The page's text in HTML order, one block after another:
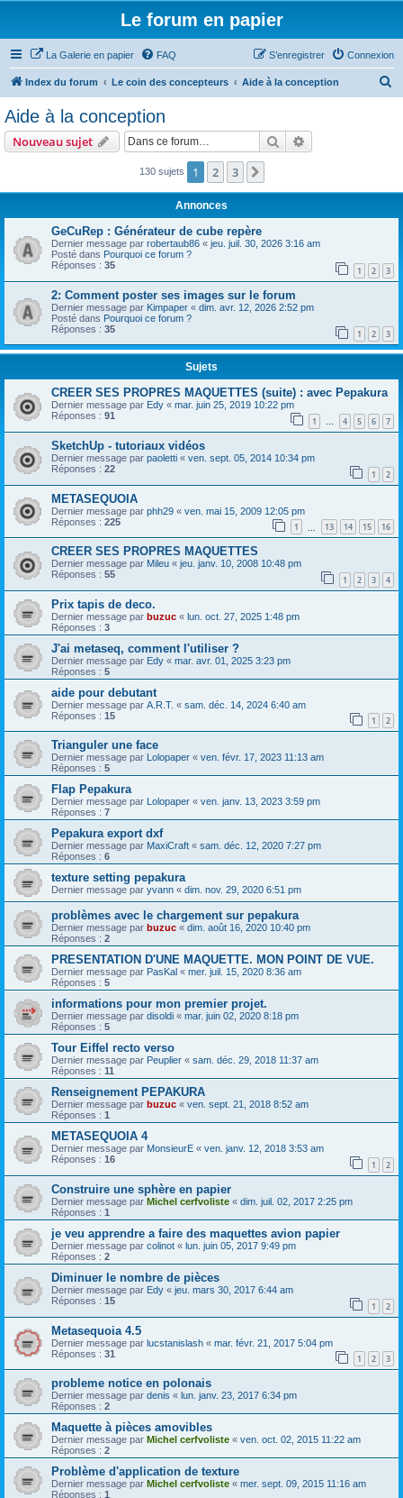
Le forum en papier
La Galerie en papier FAQ Connexion
S’enregistrer
Index du forum Le coin des concepteurs Aide à la conception
r
Aide à la conception
Nouveau sujet Rechercher
130 sujets 1 2 3
Annonces
GeCuRep : Générateur de cube repère
Dernier message par robertaub86 « jeu. juil. 30, 2026 3:16 am
Posté dans Pourquoi ce forum ?
Réponses : 35 1 2 3
2: Comment poster ses images sur le forum
Dernier message par Kimpaper « dim. avr. 12, 2026 2:52 pm
Posté dans Pourquoi ce forum ?
Réponses : 35 1 2 3
Sujets
CREER SES PROPRES MAQUETTES (suite) : avec Pepakura
Dernier message par Edy « mar. juin 25, 2019 10:22 pm
Réponses : 91 1 … 4 5 6 7
SketchUp - tutoriaux vidéos
Dernier message par paoletti « ven. sept. 05, 2014 10:34 pm
Réponses : 22 1 2
METASEQUOIA
Dernier message par phh29 « ven. mai 15, 2009 12:05 pm
Réponses : 225 1 13 14 15 16
CREER SES PROPRES MAQUETTES
Dernier message par Mileu « jeu. janv. 10, 2008 10:48 pm
Réponses : 55 1 2 3 4
Prix tapis de deco.
Dernier message par buzuc « lun. oct. 27, 2025 1:48 pm
Réponses : 3
J'ai metaseq, comment l'utiliser ?
Dernier message par Edy « mar. avr. 01, 2025 3:23 pm
Réponses : 5
aide pour debutant
Dernier message par A.R.T. « sam. déc. 14, 2024 6:40 am
Réponses : 15 1 2
Trianguler une face
Dernier message par Lolopaper « ven. févr. 17, 2023 11:13 am
Réponses : 5
Flap Pepakura
Dernier message par Lolopaper « ven. janv. 13, 2023 3:59 pm
Réponses : 7
Pepakura export dxf
Dernier message par MaxiCraft « sam. déc. 12, 2020 7:27 pm
Réponses : 6
texture setting pepakura
Dernier message par yvann « dim. nov. 29, 2020 6:51 pm
problèmes avec le chargement sur pepakura
Dernier message par buzuc « dim. août 16, 2020 10:40 pm
Réponses : 2
PRESENTATION D'UNE MAQUETTE. MON POINT DE VUE.
Dernier message par PasKal « mer. juil. 15, 2020 8:36 am
Réponses : 5
informations pour mon premier projet.
Dernier message par disoldi « mar. juin 02, 2020 8:18 pm
Réponses : 5
Tour Eiffel recto verso
Dernier message par Peuplier « sam. déc. 29, 2018 11:37 am
Réponses : 11
Renseignement PEPAKURA
Dernier message par buzuc « ven. sept. 21, 2018 8:52 am
Réponses : 1
METASEQUOIA 4
Dernier message par MonsieurE « ven. janv. 12, 2018 3:53 am
Réponses : 16 1 2
Construire une sphère en papier
Dernier message par Michel cerfvoliste « dim. juil. 02, 2017 2:25 pm
Réponses : 1
je veu apprendre a faire des maquettes avion papier
Dernier message par colinot « lun. juin 05, 2017 9:49 pm
Réponses : 2
Diminuer le nombre de pièces
Dernier message par Edy « jeu. mars 30, 2017 6:44 am
Réponses : 15 1 2
Metasequoia 4.5
Dernier message par lucstanislash « mar. févr. 21, 2017 5:04 pm
Réponses : 31 1 2 3
probleme notice en polonais
Dernier message par denis « lun. janv. 23, 2017 6:34 pm
Réponses : 2
Maquette à pièces amovibles
Dernier message par Michel cerfvoliste « ven. oct. 02, 2015 11:22 am
Réponses : 2
Problème d'application de texture
Dernier message par Michel cerfvoliste « mer. sept. 09, 2015 11:16 am
Réponses : 1